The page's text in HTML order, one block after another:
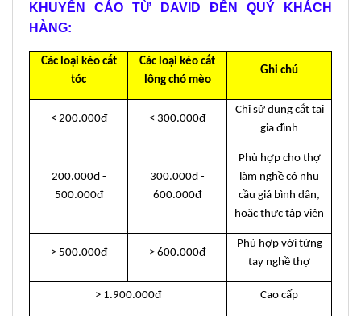
KHUYẾN CÁO TỪ DAVID ĐẾN QUÝ KHÁCH
HÀNG:
Các loại kéo cắt
tóc
Các loại kéo cắt
lông chó mèo
Ghi chú
< 200.000đ < 300.000đ
Chỉ sử dụng cắt tại
gia đình
200.000đ -
500.000đ
300.000đ -
600.000đ
Phù hợp cho thợ
làm nghề có nhu
cầu giá bình dân,
hoặc thực tập viên
> 500.000đ > 600.000đ
Phù hợp với từng
tay nghề thợ
> 1.900.000đ Cao cấp